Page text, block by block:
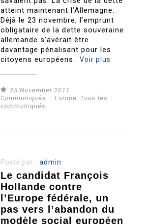
atteint maintenant l’Allemagne.
Déjà le 23 novembre, l’emprunt
obligataire de la dette souveraine
allemande s’avérait être
davantage pénalisant pour les
citoyens européens..Voir plus
25 November 2011
Communiqués – Europe, Tous les
communiqués
Posté par :admin
Le candidat François
Hollande contre
l’Europe fédérale, un
pas vers l’abandon du
modèle social européen